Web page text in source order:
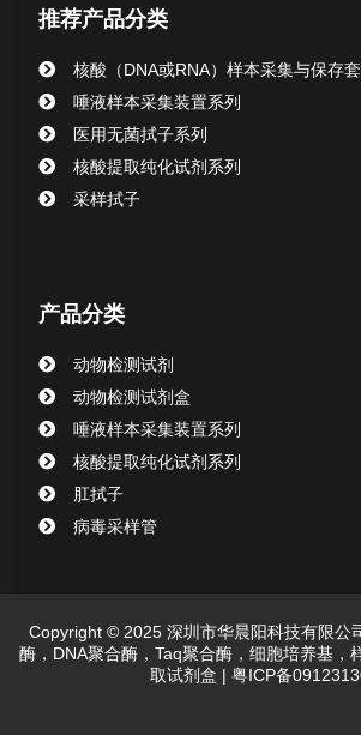
推荐产品分类
核酸（DNA或RNA）样本采集与保存
唾液样本采集装置系列
医用无菌拭子系列
核酸提取纯化试剂系列
采样拭子
产品分类
动物检测试剂
动物检测试剂盒
唾液样本采集装置系列
核酸提取纯化试剂系列
肛拭子
病毒采样管
Copyright © 2025 深圳市华晨阳科技有限公
酶，DNA聚合酶，Taq聚合酶，细胞培养基，
取试剂盒 | 粤ICP备